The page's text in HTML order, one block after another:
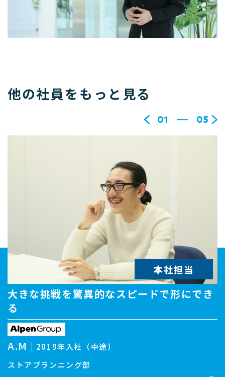
他の社員をもっと見る
01 05
大きな挑戦を驚異的なスピードで形にでき
る
ストアプランニング部
A.M 2019年入社（中途）